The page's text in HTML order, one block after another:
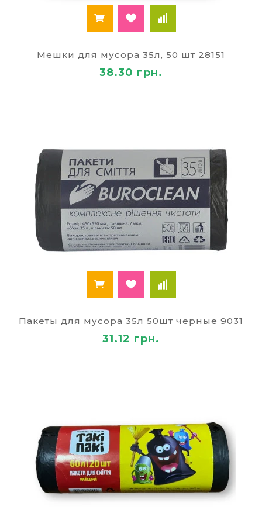
Мешки для мусора 35л, 50 шт 28151
38.30 грн.
Пакеты для мусора 35л 50шт черные 9031
31.12 грн.